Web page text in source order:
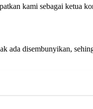
kami sebagai ketua
ada disembunyikan,